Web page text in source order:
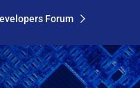
Forum